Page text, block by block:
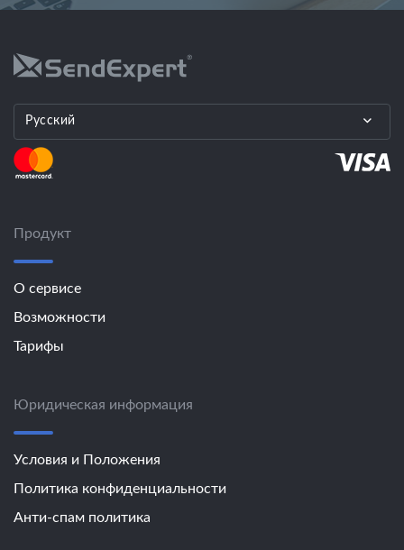
Русский
Продукт
О сервисе
Возможности
Тарифы
Юридическая информация
Условия и Положения
Политика конфиденциальности
Анти-спам политика